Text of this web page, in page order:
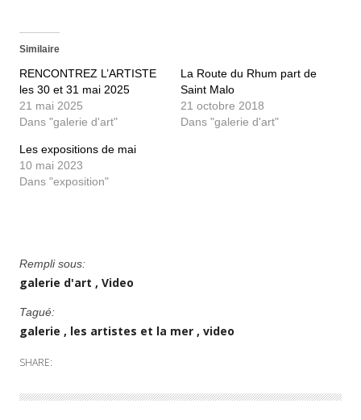
Similaire
RENCONTREZ L’ARTISTE
les 30 et 31 mai 2025
21 mai 2025
Dans "galerie d'art"
La Route du Rhum part de
Saint Malo
21 octobre 2018
Dans "galerie d'art"
Les expositions de mai
10 mai 2023
Dans "exposition"
Rempli sous:
galerie d'art Video
Tagué:
galerie les artistes et la mer video
SHARE: